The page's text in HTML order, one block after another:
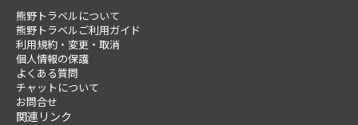
熊野トラベルについて
熊野トラベルご利用ガイド
利用規約・変更・取消
個人情報の保護
よくある質問
チャットについて
お問合せ
関連リンク